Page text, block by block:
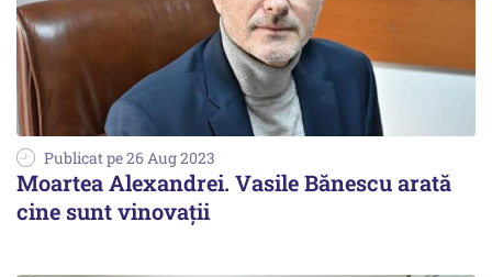
Publicat pe 26 Aug 2023
Moartea Alexandrei. Vasile Bănescu arată
cine sunt vinovații